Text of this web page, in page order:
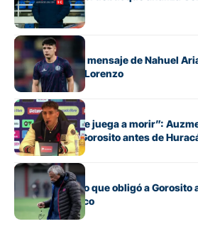
con Huracán
Fútbol
El conmovedor mensaje de Nahuel
a jugar en San Lorenzo
Fútbol
“Cada pelota se juega a morir”:
transmitió de Gorosito antes de
Fútbol
El contratiempo que obligó a
antes del clásico